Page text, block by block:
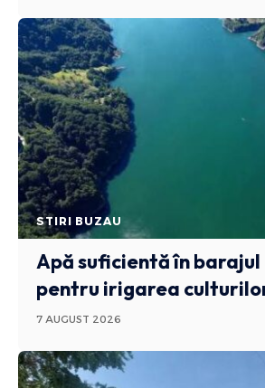
STIRI BUZAU
Apă suficientă în barajul
pentru irigarea
7 AUGUST 2026